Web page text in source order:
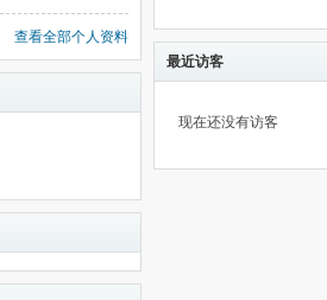
查看全部个人资料
最近访客
现在还没有访客